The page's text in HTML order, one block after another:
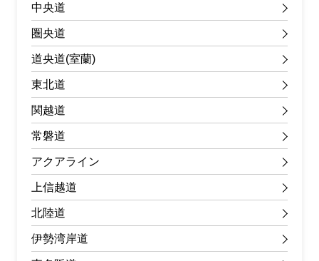
中央道
圏央道
道央道(室蘭)
東北道
関越道
常磐道
アクアライン
上信越道
北陸道
伊勢湾岸道